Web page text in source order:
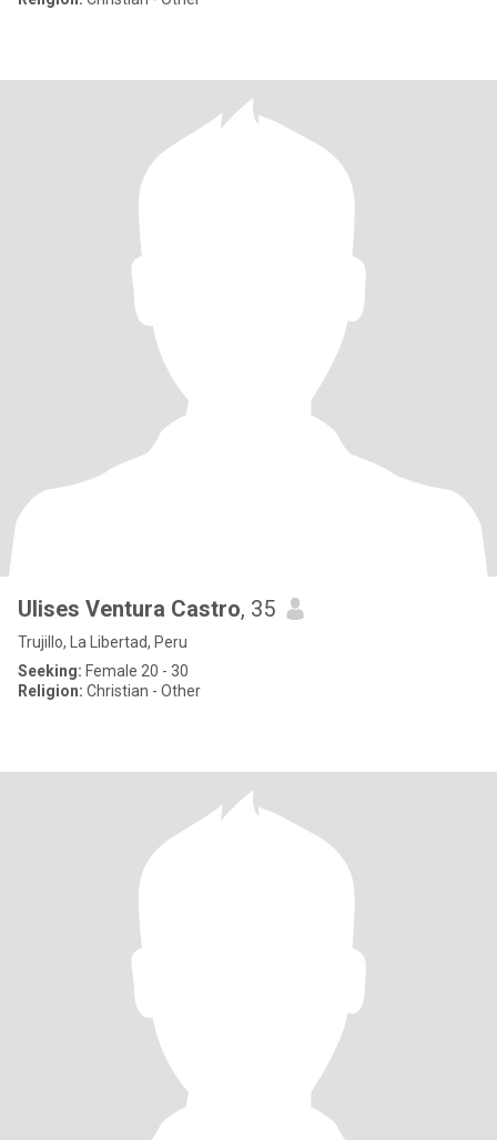
Ulises Ventura Castro, 35
Trujillo, La Libertad, Peru
Seeking: Female 20 - 30
Religion: Christian - Other